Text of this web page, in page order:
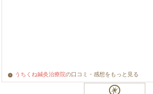
うちくね鍼灸治療院の口コミ・感想をもっと見る